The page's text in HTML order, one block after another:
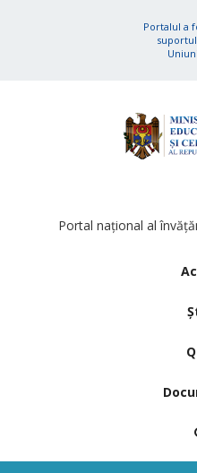
Portalul a
Portal național al